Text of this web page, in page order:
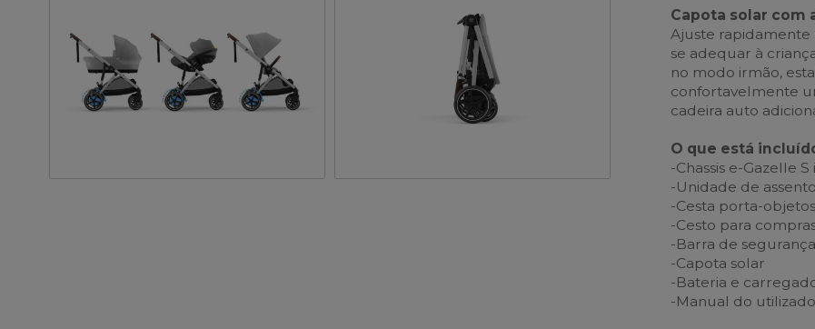
Capota solar com
Ajuste rapidamente
se adequar à
no modo irmão,
confortavelmente
cadeira auto
O que está
-Chassis e-Gazelle
-Unidade de assento
-Cesta porta-objetos
-Cesto para
-Barra de segurança
-Capota solar
-Bateria e
-Manual do